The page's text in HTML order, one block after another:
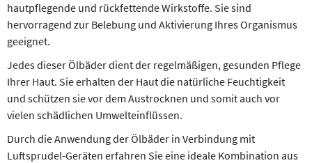
hautpflegende und rückfettende Wirkstoffe. Sie sind
hervorragend zur Belebung und Aktivierung Ihres Organismus
geeignet.
Jedes dieser Ölbäder dient der regelmäßigen, gesunden Pflege
Ihrer Haut. Sie erhalten der Haut die natürliche Feuchtigkeit
und schützen sie vor dem Austrocknen und somit auch vor
vielen schädlichen Umwelteinflüssen.
Durch die Anwendung der Ölbäder in Verbindung mit
Luftsprudel-Geräten erfahren Sie eine ideale Kombination aus